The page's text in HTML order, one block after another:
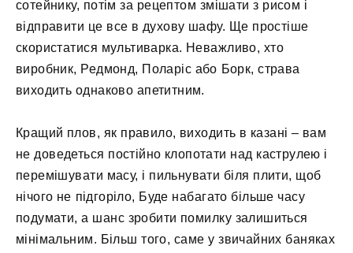
сотейнику, потім за рецептом змішати з рисом і
відправити це все в духову шафу. Ще простіше
скористатися мультиварка. Неважливо, хто
виробник, Редмонд, Поларіс або Борк, страва
виходить однаково апетитним.
Кращий плов, як правило, виходить в казані – вам
не доведеться постійно клопотати над каструлею і
перемішувати масу, і пильнувати біля плити, щоб
нічого не підгоріло, Буде набагато більше часу
подумати, а шанс зробити помилку залишиться
мінімальним. Більш того, саме у звичайних баняках